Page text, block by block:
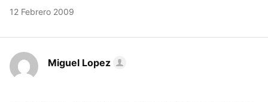
12 Febrero 2009
Miguel Lopez